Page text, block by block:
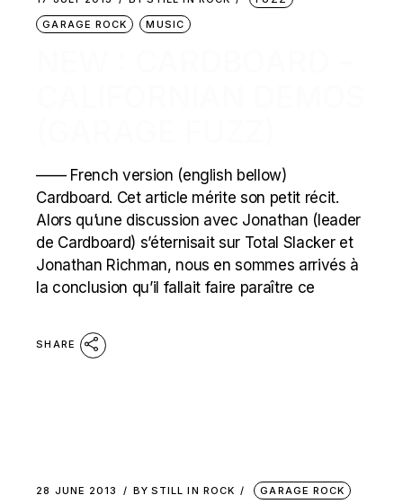
GARAGE ROCK
MUSIC
—— French version (english bellow)
Cardboard. Cet article mérite son petit récit.
Alors qu’une discussion avec Jonathan (leader
de Cardboard) s’éternisait sur Total Slacker et
Jonathan Richman, nous en sommes arrivés à
la conclusion qu’il fallait faire paraître ce
SHARE
28 JUNE 2013 BY STILL IN ROCK
GARAGE ROCK